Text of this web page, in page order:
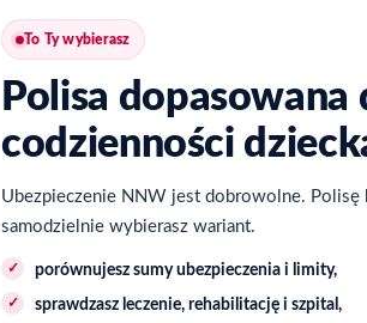
To Ty wybierasz
Polisa dopasowana
codzienności
Ubezpieczenie NNW jest dobrowolne.
samodzielnie wybierasz wariant.
porównujesz sumy ubezpieczenia i limity,
sprawdzasz leczenie, rehabilitację i szpital,